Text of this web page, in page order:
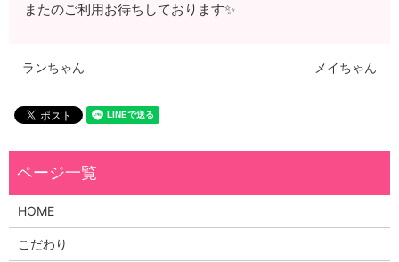
またのご利用お待ちしております✨
ランちゃん メイちゃん
HOME
こだわり